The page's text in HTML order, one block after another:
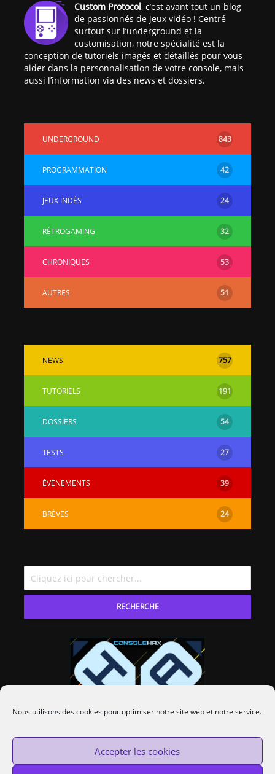
Nous utilisons des cookies pour optimiser notre site web et notre service.
Accepter les cookies
Custom Protocol, c’est avant tout un blog
de passionnés de jeux vidéo ! Centré
surtout sur l’underground et la
customisation, notre spécialité est la
conception de tutoriels imagés et détaillés pour vous
aider dans la personnalisation de votre console, mais
aussi l’information via des news et dossiers.
UNDERGROUND 843
PROGRAMMATION 42
JEUX INDÉS 24
RÉTROGAMING 32
CHRONIQUES 53
AUTRES 51
NEWS 757
TUTORIELS 191
DOSSIERS 54
TESTS 27
ÉVÉNEMENTS 39
BRÈVES 24
RECHERCHE